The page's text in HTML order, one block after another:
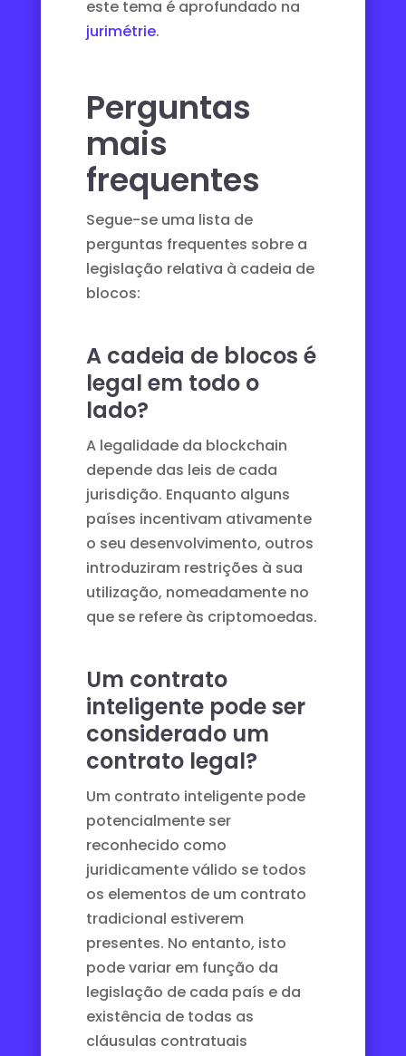
este tema é aprofundado na
jurimétrie.
Perguntas
mais
frequentes
Segue-se uma lista de
perguntas frequentes sobre a
legislação relativa à cadeia de
blocos:
A cadeia de blocos é
legal em todo o
lado?
A legalidade da blockchain
depende das leis de cada
jurisdição. Enquanto alguns
países incentivam ativamente
o seu desenvolvimento, outros
introduziram restrições à sua
utilização, nomeadamente no
que se refere às criptomoedas.
Um contrato
inteligente pode ser
considerado um
contrato legal?
Um contrato inteligente pode
potencialmente ser
reconhecido como
juridicamente válido se todos
os elementos de um contrato
tradicional estiverem
presentes. No entanto, isto
pode variar em função da
legislação de cada país e da
existência de todas as
cláusulas contratuais